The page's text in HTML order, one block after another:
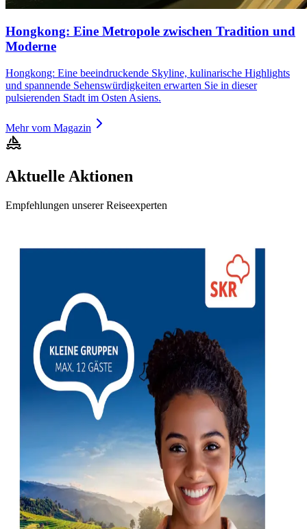
Hongkong: Eine Metropole zwischen Tradition und
Moderne
Hongkong: Eine beeindruckende Skyline, kulinarische Highlights
und spannende Sehenswürdigkeiten erwarten Sie in dieser
pulsierenden Stadt im Osten Asiens.
Mehr vom Magazin
Aktuelle Aktionen
Empfehlungen unserer Reiseexperten